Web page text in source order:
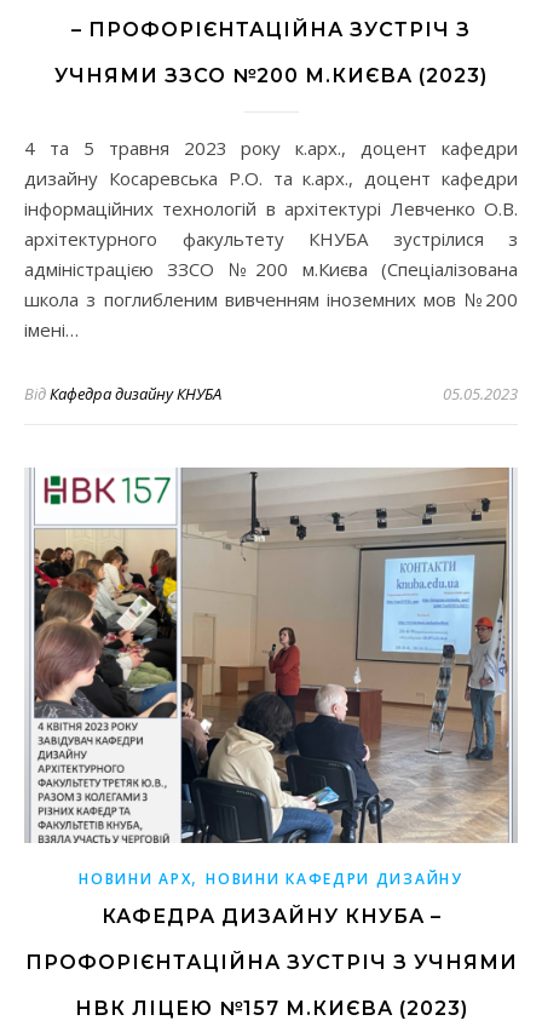
– ПРОФОРІЄНТАЦІЙНА ЗУСТРІЧ З
УЧНЯМИ ЗЗСО №200 М.КИЄВА (2023)
4 та 5 травня 2023 року к.арх., доцент кафедри
дизайну Косаревська Р.О. та к.арх., доцент кафедри
інформаційних технологій в архітектурі Левченко О.В.
архітектурного факультету КНУБА зустрілися з
адміністрацією ЗЗСО №200 м.Києва (Спеціалізована
школа з поглибленим вивченням іноземних мов №200
імені…
ВідКафедра дизайну КНУБА 05.05.2023
НОВИНИ АРХ,НОВИНИ КАФЕДРИ ДИЗАЙНУ
КАФЕДРА ДИЗАЙНУ КНУБА –
ПРОФОРІЄНТАЦІЙНА ЗУСТРІЧ З УЧНЯМИ
НВК ЛІЦЕЮ №157 М.КИЄВА (2023)